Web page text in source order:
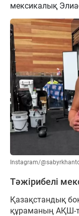
мексикалық
Instagram/
Тәжірибелі
Қазақстандық
құраманың АҚШ-